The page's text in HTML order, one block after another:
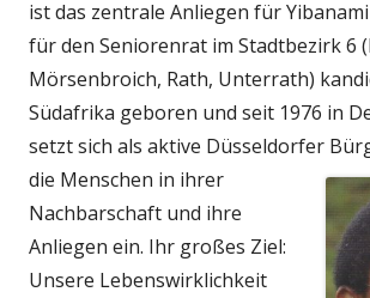
ist das zentrale Anliegen für
für den Seniorenrat im Stadtbezirk 6
Mörsenbroich, Rath, Unterrath)
Südafrika geboren und seit 1976 in
setzt sich als aktive Düsseldorfer
die Menschen in ihrer
Nach­barschaft und ihre
Anliegen ein. Ihr großes Ziel:
Unsere Lebenswirklichkeit